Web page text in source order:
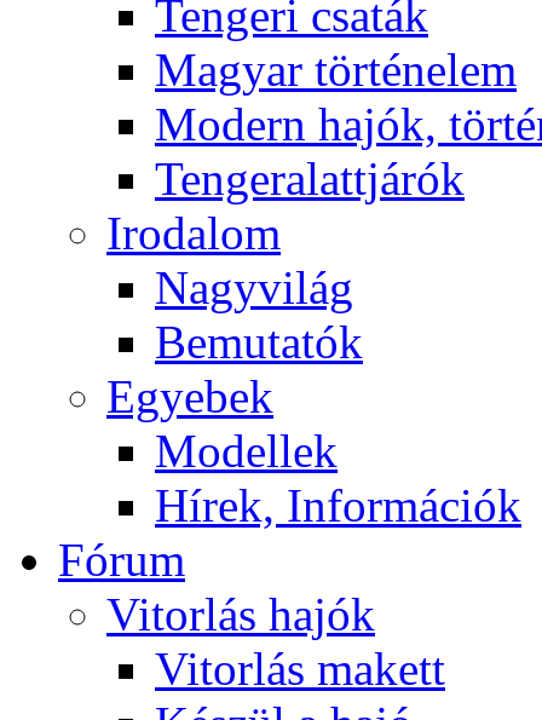
Tengeri csaták
Magyar történelem
Modern hajók,
Tengeralattjárók
Irodalom
Nagyvilág
Bemutatók
Egyebek
Modellek
Hírek, Információk
Fórum
Vitorlás hajók
Vitorlás makett